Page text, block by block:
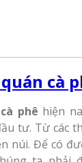
cà
phê hiện
tư. Từ các
núi. Để có